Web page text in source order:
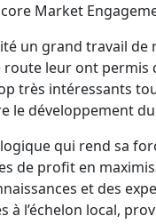
Market
un grand travail de
leur ont permis
très intéressants
développement
qui rend sa
de profit en
et des
l’échelon local,